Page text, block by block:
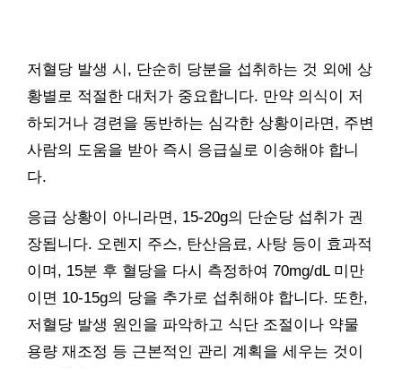
저혈당 발생 시, 단순히 당분을 섭취하는 것 외에 상
황별로 적절한 대처가 중요합니다. 만약 의식이 저
하되거나 경련을 동반하는 심각한 상황이라면, 주변
사람의 도움을 받아 즉시 응급실로 이송해야 합니
다.
응급 상황이 아니라면, 15-20g의 단순당 섭취가 권
장됩니다. 오렌지 주스, 탄산음료, 사탕 등이 효과적
이며, 15분 후 혈당을 다시 측정하여 70mg/dL 미만
이면 10-15g의 당을 추가로 섭취해야 합니다. 또한,
저혈당 발생 원인을 파악하고 식단 조절이나 약물
용량 재조정 등 근본적인 관리 계획을 세우는 것이